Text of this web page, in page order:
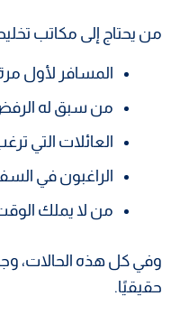
من يحتاج إلى مكاتب
المسافر لأول مرة
من سبق له
العائلات التي
الراغبون في
من لا يملك
وفي كل هذه الحالات،
حقيقيًا.